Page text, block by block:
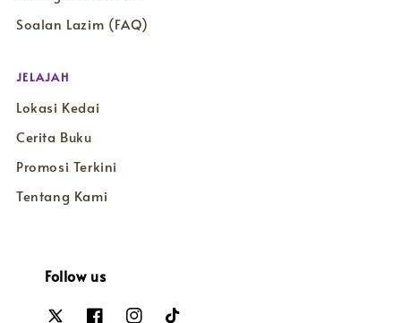
Soalan Lazim (FAQ)
JELAJAH
Lokasi Kedai
Cerita Buku
Promosi Terkini
Tentang Kami
Follow us